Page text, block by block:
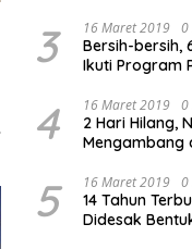
3 16 Maret 2019 0
Bersih-bersih,
Ikuti Program
4 16 Maret 2019 0
2 Hari Hilang,
Mengambang
5 16 Maret 2019 0
14 Tahun
Didesak